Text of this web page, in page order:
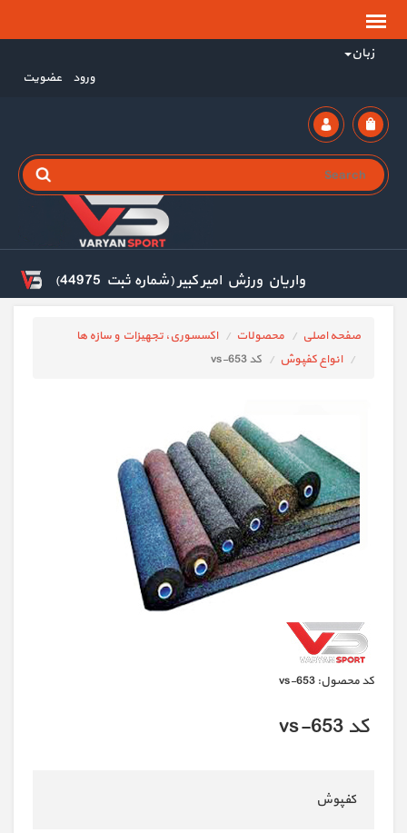
زبان
ورود عضویت
واریان ورزش امیر کبیر (شماره ثبت 44975)
صفحه اصلی محصولات
اکسسوری، تجهیزات و سازه ها
انواع کفپوش
کد vs-653
كد محصول: vs-653
کد vs-653
کفپوش